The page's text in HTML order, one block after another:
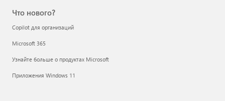
Что нового?
Copilot для организаций
Microsoft 365
Узнайте больше о продуктах Microsoft
Приложения Windows 11